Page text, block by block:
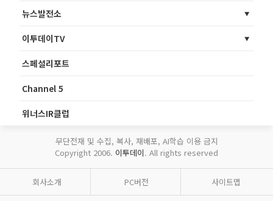
뉴스발전소
이투데이TV
스페셜리포트
Channel 5
위너스IR클럽
무단전재 및 수집, 복사, 재배포, AI학습 이용 금지
Copyright 2006. 이투데이. All rights reserved
회사소개 PC버전 사이트맵